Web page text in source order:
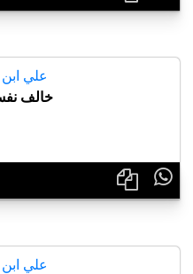
علي
خالف

علي